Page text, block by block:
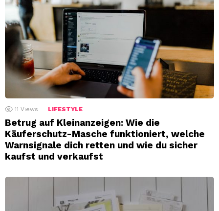
11 Views LIFESTYLE
Betrug auf Kleinanzeigen: Wie die
Käuferschutz-Masche funktioniert, welche
Warnsignale dich retten und wie du sicher
kaufst und verkaufst